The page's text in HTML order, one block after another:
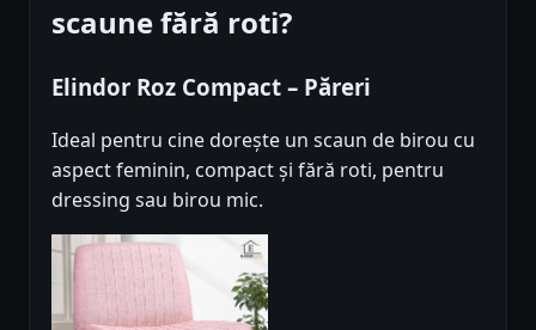
scaune fără roti?
Elindor Roz Compact – Păreri
Ideal pentru cine dorește un scaun de birou cu
aspect feminin, compact și fără roti, pentru
dressing sau birou mic.